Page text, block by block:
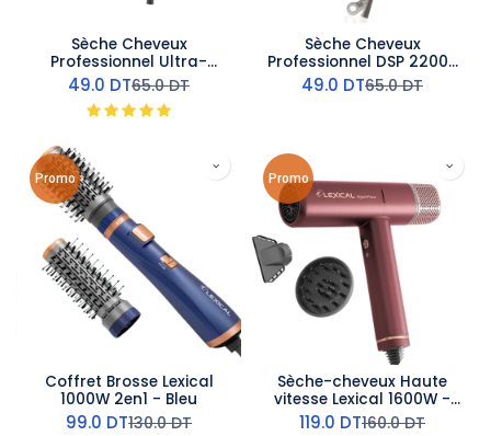
Sèche Cheveux
Professionnel Ultra-
Puissant DSP - 1600 W -
Bleu
49.0 DT65.0DT
Sèche Cheveux
Professionnel DSP 22000
RPM - 1200W
49.0 DT65.0DT
Promo
Coffret Brosse Lexical
1000W 2en1 - Bleu
99.0 DT130.0DT
Promo
Sèche-cheveux Haute
vitesse Lexical 1600W -
Rouge
119.0 DT160.0DT